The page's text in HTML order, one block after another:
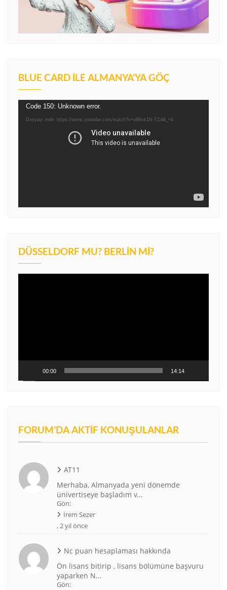
BLUE CARD İLE ALMANYA’YA GÖÇ
Video
oynatıcı
Code 150: Unknown error.
Dosyayı indir: https://www.youtube.com/watch?v=u8Bxk1N-TZ4&_=4
DÜSSELDORF MU? BERLIN MI?
00:00 14:14
FORUM’DA AKTIF KONUŞULANLAR
AT11
Merhaba, Almanyada yeni dönemde
ünivertiseye başladım v...
Gön:
İrem Sezer
,2 yıl önce
Nc puan hesaplaması hakkında
Ön lisans bitirip , lisans bölümüne başvuru
yaparken N...
Gön: